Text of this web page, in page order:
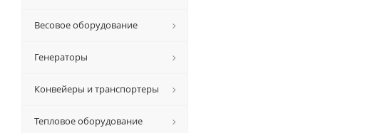
Весовое оборудование
Генераторы
Конвейеры и транспортеры
Тепловое оборудование